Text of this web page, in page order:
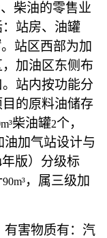
柴油的零售业
站房、油罐
站区西部为加
加油区东侧布
站内按功能分
的原料油储存
柴油罐2个，
加气站设计与
年版）分级标
90m³，属三级加
有害物质有：汽